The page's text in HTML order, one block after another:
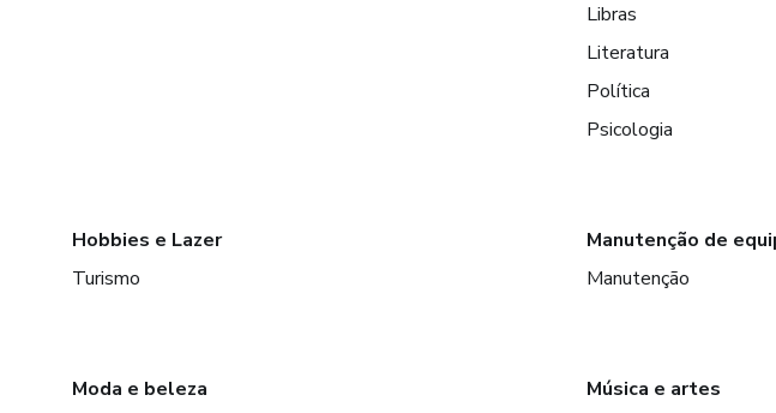
Libras
Literatura
Política
Psicologia
Hobbies e Lazer
Turismo
Manutenção de
Manutenção
Moda e beleza
Música e artes